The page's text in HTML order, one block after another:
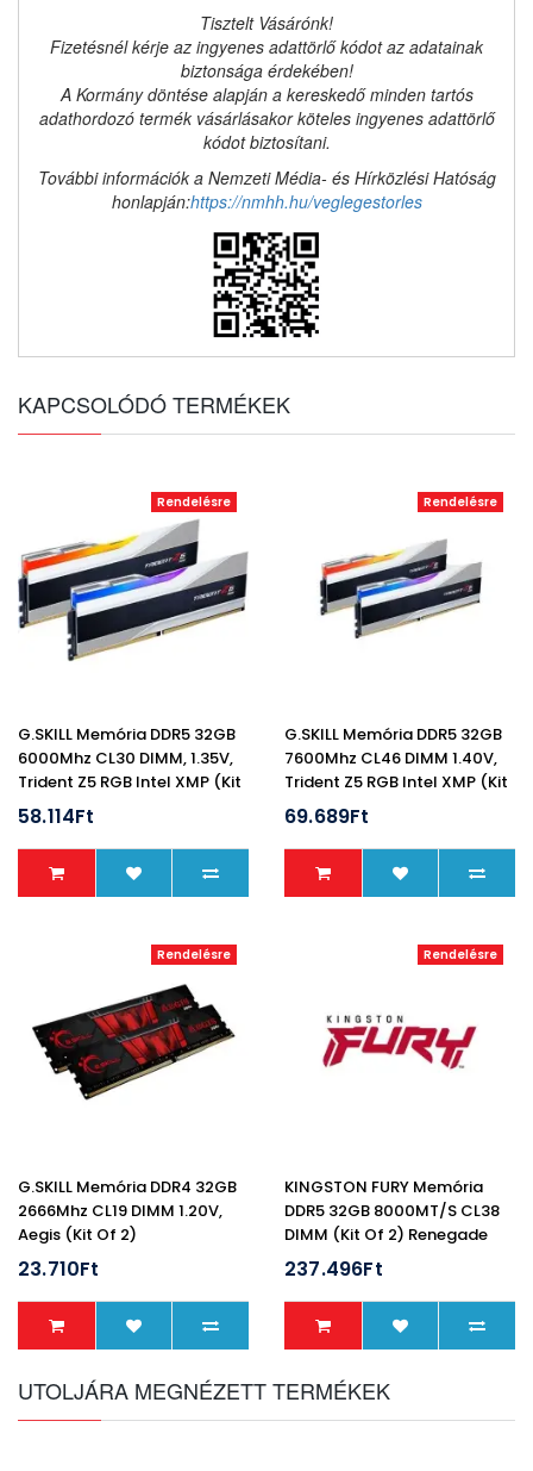
Tisztelt Vásárónk!
Fizetésnél kérje az ingyenes adattörlő kódot az adatainak
biztonsága érdekében!
A Kormány döntése alapján a kereskedő minden tartós
adathordozó termék vásárlásakor köteles ingyenes adattörlő
kódot biztosítani.
További információk a Nemzeti Média- és Hírközlési Hatóság
honlapján:https://nmhh.hu/veglegestorles
KAPCSOLÓDÓ TERMÉKEK
Rendelésre
G.SKILL Memória DDR5 32GB
6000Mhz CL30 DIMM, 1.35V,
Trident Z5 RGB Intel XMP (Kit
Of 2)
58.114Ft
Rendelésre
G.SKILL Memória DDR5 32GB
7600Mhz CL46 DIMM 1.40V,
Trident Z5 RGB Intel XMP (Kit
Of 2)
69.689Ft
Rendelésre
G.SKILL Memória DDR4 32GB
2666Mhz CL19 DIMM 1.20V,
Aegis (Kit Of 2)
23.710Ft
Rendelésre
KINGSTON FURY Memória
DDR5 32GB 8000MT/s CL38
DIMM (Kit Of 2) Renegade
Silver XMP
237.496Ft
UTOLJÁRA MEGNÉZETT TERMÉKEK